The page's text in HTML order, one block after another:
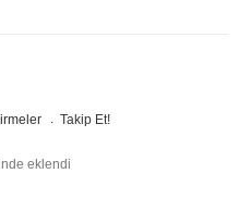
Takip Et!
eklendi